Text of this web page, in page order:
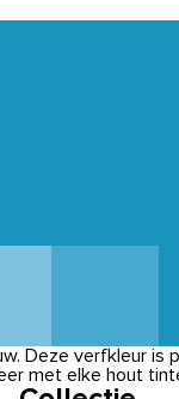
Deze verfkleur is
met elke hout